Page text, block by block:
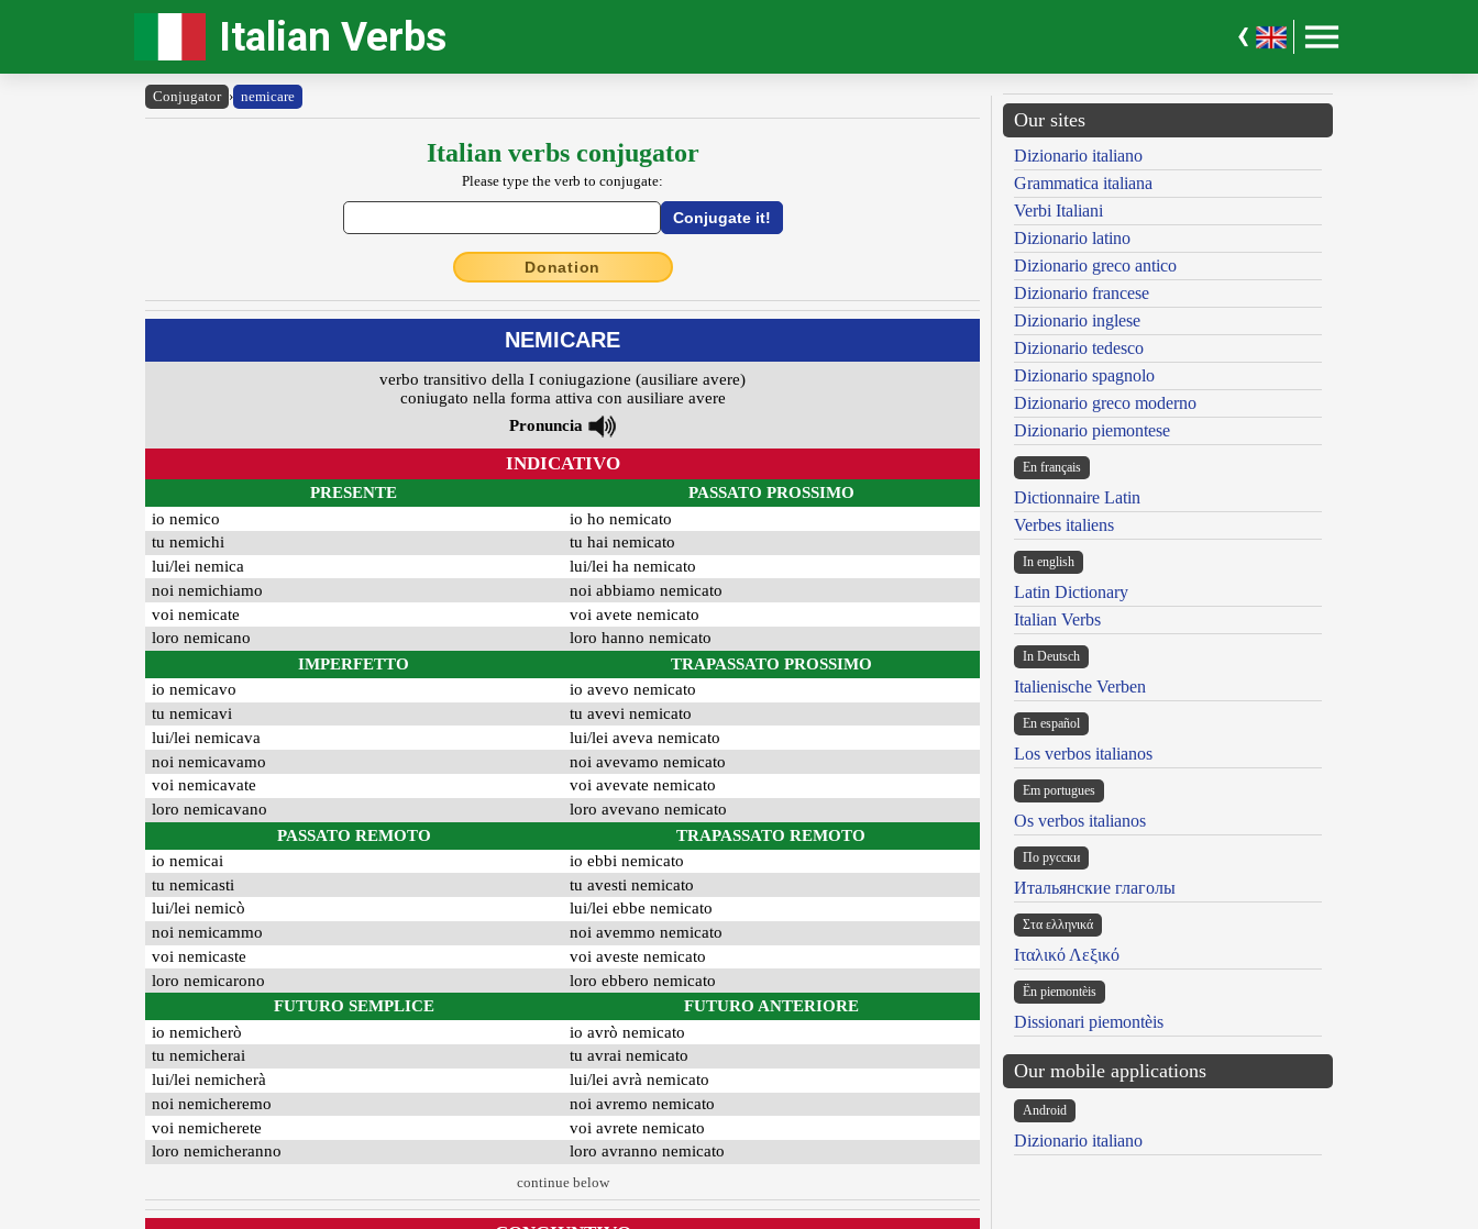
Italian Verbs
Conjugator › nemicare
Italian verbs conjugator
Please type the verb to conjugate:
Donation
NEMICARE
verbo transitivo della I coniugazione (ausiliare avere)
coniugato nella forma attiva con ausiliare avere
Pronuncia
INDICATIVO
PRESENTE
io nemico
tu nemichi
lui/lei nemica
noi nemichiamo
voi nemicate
loro nemicano
IMPERFETTO
io nemicavo
tu nemicavi
lui/lei nemicava
noi nemicavamo
voi nemicavate
loro nemicavano
PASSATO REMOTO
io nemicai
tu nemicasti
lui/lei nemicò
noi nemicammo
voi nemicaste
loro nemicarono
FUTURO SEMPLICE
io nemicherò
tu nemicherai
lui/lei nemicherà
noi nemicheremo
voi nemicherete
loro nemicheranno
PASSATO PROSSIMO
io ho nemicato
tu hai nemicato
lui/lei ha nemicato
noi abbiamo nemicato
voi avete nemicato
loro hanno nemicato
TRAPASSATO PROSSIMO
io avevo nemicato
tu avevi nemicato
lui/lei aveva nemicato
noi avevamo nemicato
voi avevate nemicato
loro avevano nemicato
TRAPASSATO REMOTO
io ebbi nemicato
tu avesti nemicato
lui/lei ebbe nemicato
noi avemmo nemicato
voi aveste nemicato
loro ebbero nemicato
FUTURO ANTERIORE
io avrò nemicato
tu avrai nemicato
lui/lei avrà nemicato
noi avremo nemicato
voi avrete nemicato
loro avranno nemicato
continue below
Our sites
Dizionario italiano
Grammatica italiana
Verbi Italiani
Dizionario latino
Dizionario greco antico
Dizionario francese
Dizionario inglese
Dizionario tedesco
Dizionario spagnolo
Dizionario greco moderno
Dizionario piemontese
En français
Dictionnaire Latin
Verbes italiens
In english
Latin Dictionary
Italian Verbs
In Deutsch
Italienische Verben
En español
Los verbos italianos
Em portugues
Os verbos italianos
По русски
Итальянские глаголы
Στα ελληνικά
Ιταλικό Λεξικό
Ën piemontèis
Dissionari piemontèis
Our mobile applications
Android
Dizionario italiano